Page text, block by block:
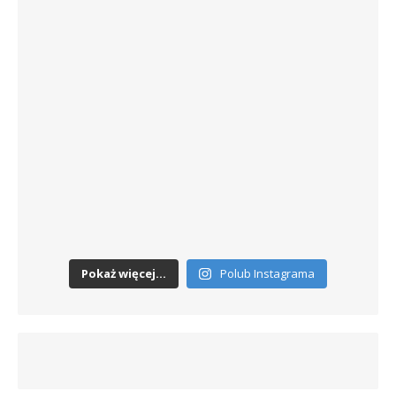
Pokaż więcej... Polub Instagrama